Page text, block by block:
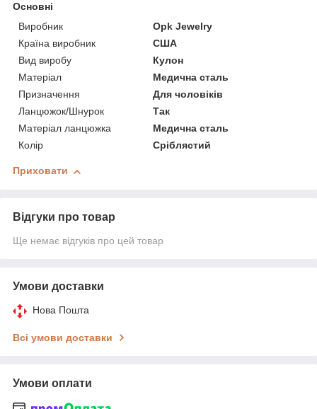
Основні
Виробник
Opk Jewelry
Країна виробник
США
Вид виробу
Кулон
Матеріал
Медична сталь
Призначення
Для чоловіків
Ланцюжок/Шнурок
Так
Матеріал ланцюжка
Медична сталь
Колір
Сріблястий
Приховати
Відгуки про товар
Ще немає відгуків про цей товар
Умови доставки
Нова Пошта
Всі умови доставки
Умови оплати